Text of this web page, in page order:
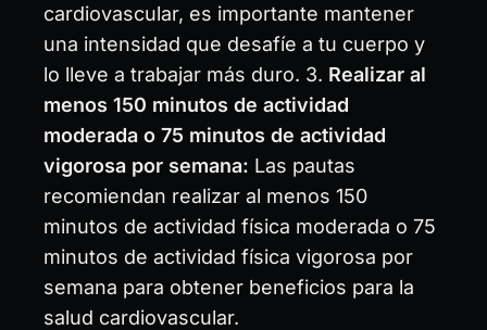
cardiovascular, es importante mantener
una intensidad que desafíe a tu cuerpo y
lo lleve a trabajar más duro. 3. Realizar al
menos 150 minutos de actividad
moderada o 75 minutos de actividad
vigorosa por semana: Las pautas
recomiendan realizar al menos 150
minutos de actividad física moderada o 75
minutos de actividad física vigorosa por
semana para obtener beneficios para la
salud cardiovascular.